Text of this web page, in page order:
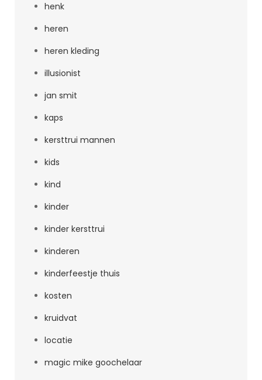
henk
heren
heren kleding
illusionist
jan smit
kaps
kersttrui mannen
kids
kind
kinder
kinder kersttrui
kinderen
kinderfeestje thuis
kosten
kruidvat
locatie
magic mike goochelaar